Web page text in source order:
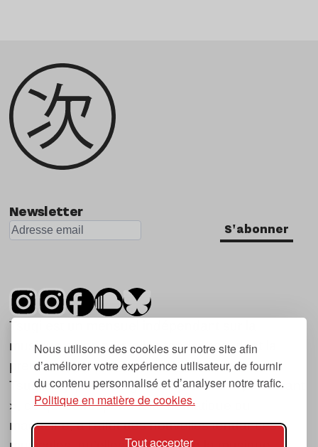
Nous utilisons des cookies sur notre site afin
d’améliorer votre expérience utilisateur, de fournir
du contenu personnalisé et d’analyser notre trafic.
Politique en matière de cookies.
Tout accepter
Newsletter
S'abonner
Tsugi est un mensuel indépendant sur la
musique et les nouvelles tendances, dont la
première parution date de 2007.
Tsugi en japonais signifie « prochain », « suivant
», ce qui correspond à la thématique du
magazine, à l’affût des nouvelles tendances